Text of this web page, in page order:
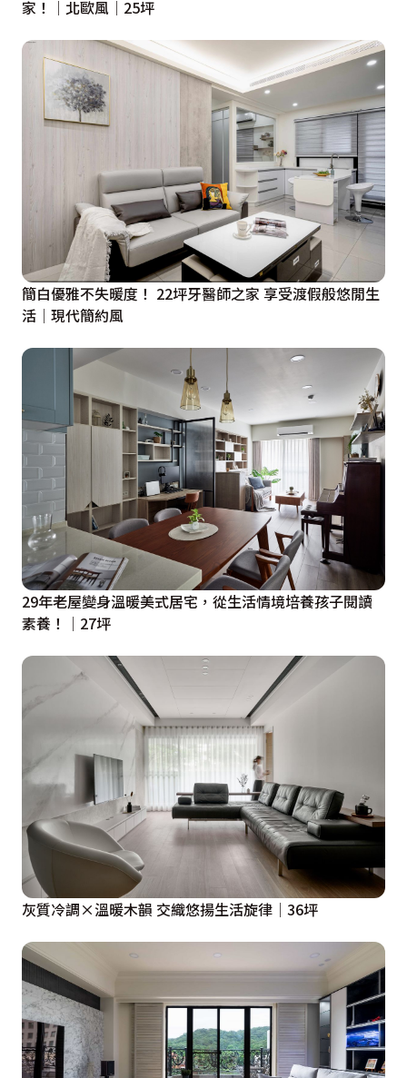
家！│北歐風│25坪
簡白優雅不失暖度！ 22坪牙醫師之家 享受渡假般悠閒生
活│現代簡約風
29年老屋變身溫暖美式居宅，從生活情境培養孩子閱讀
素養！│27坪
灰質冷調×溫暖木韻 交織悠揚生活旋律│36坪